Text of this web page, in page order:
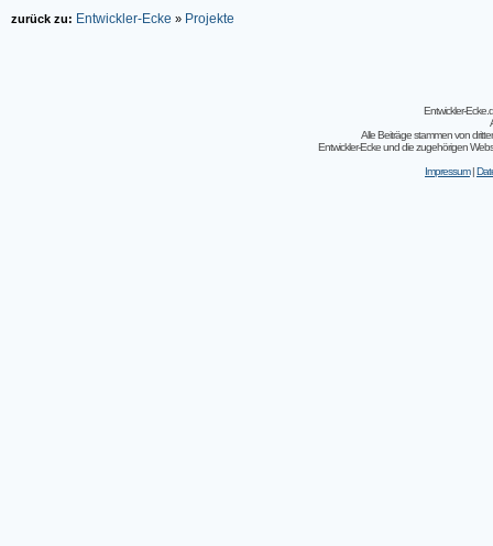
zurück zu: Entwickler-Ecke » Projekte
Entwickler-
Alle Beiträge stammen von
Entwickler-Ecke und die zugehörigen
Impressum|